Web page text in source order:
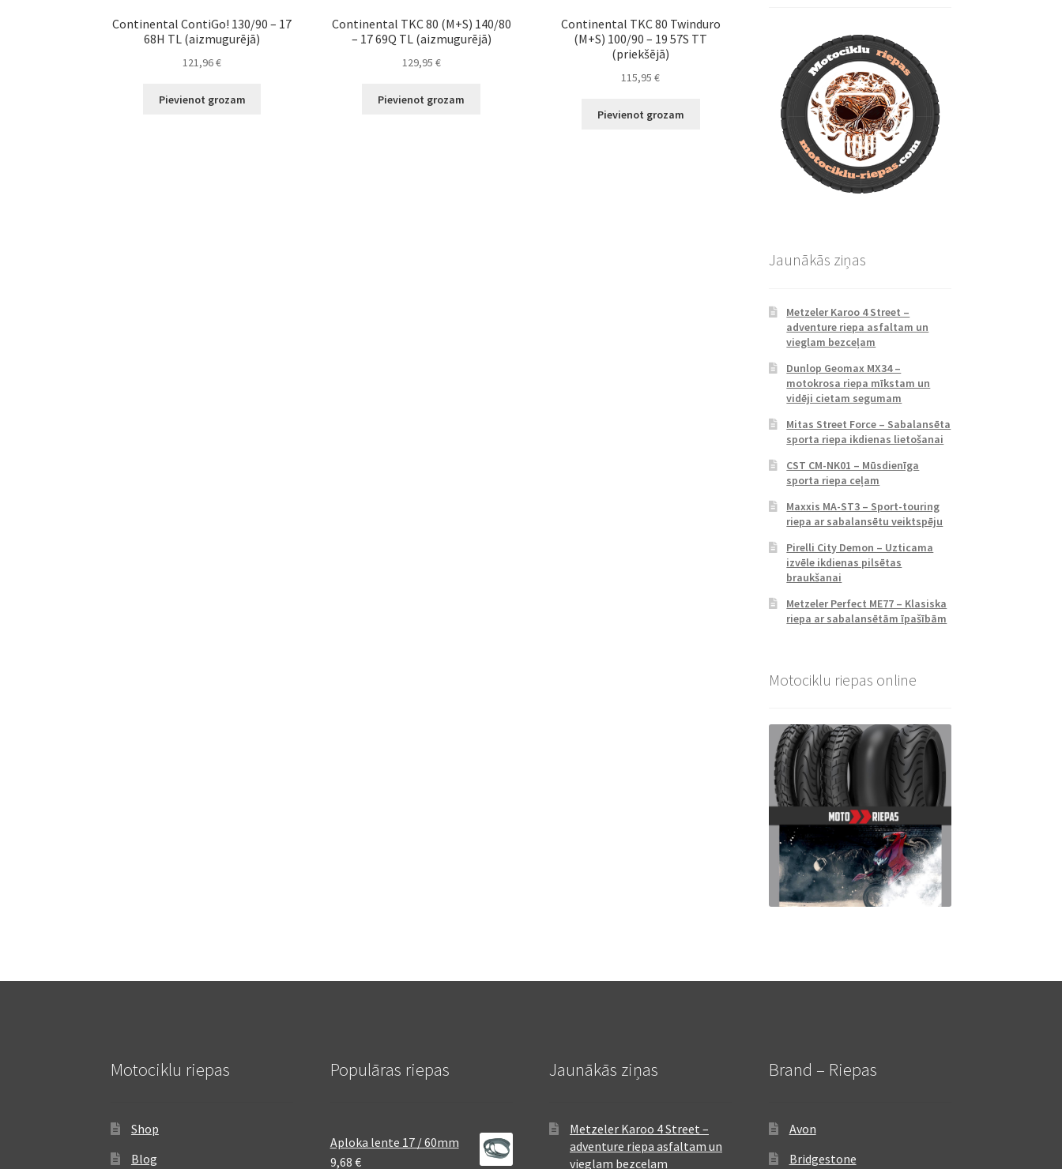
Continental ContiGo! 130/90 – 17
68H TL (aizmugurējā)
121,96€
Pievienot grozam
Continental TKC 80 (M+S) 140/80
– 17 69Q TL (aizmugurējā)
129,95 €
Pievienot grozam
Continental TKC 80 Twinduro
(M+S) 100/90 – 19 57S TT
(priekšējā)
115,95€
Pievienot grozam
Jaunākās ziņas
Metzeler Karoo 4 Street –
adventure riepa asfaltam un
vieglam bezceļam
Dunlop Geomax MX34 –
motokrosa riepa mīkstam un
vidēji cietam segumam
Mitas Street Force – Sabalansēta
sporta riepa ikdienas lietošanai
CST CM-NK01 – Mūsdienīga
sporta riepa ceļam
Maxxis MA-ST3 – Sport-touring
riepa ar sabalansētu veiktspēju
Pirelli City Demon – Uzticama
izvēle ikdienas pilsētas
braukšanai
Metzeler Perfect ME77 – Klasiska
riepa ar sabalansētām īpašībām
Motociklu riepas online
Motociklu riepas
Shop
Blog
Populāras riepas
Aploka lente 17 / 60mm
9,68 €
Jaunākās ziņas
Metzeler Karoo 4 Street –
adventure riepa asfaltam un
vieglam bezceļam
Brand – Riepas
Avon
Bridgestone